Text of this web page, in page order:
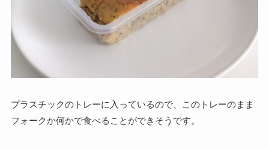
プラスチックのトレーに入っているので、このトレーのまま
フォークか何かで食べることができそうです。